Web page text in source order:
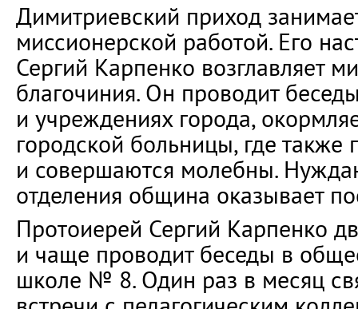
Димитриевский приход
миссионерской работой. Его
Сергий Карпенко возглавляет
благочиния. Он проводит
и учреждениях города,
городской больницы, где также
и совершаются молебны.
отделения община оказывает
Протоиерей Сергий Карпенко
и чаще проводит беседы в
школе № 8. Один раз в месяц